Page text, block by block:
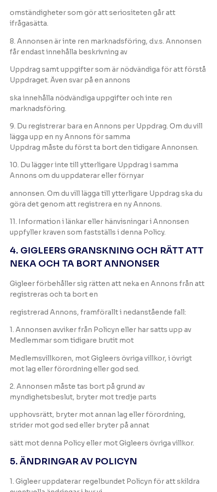
omständigheter som gör att seriositeten går att
ifrågasätta.
8. Annonsen är inte ren marknadsföring, d.v.s. Annonsen
får endast innehålla beskrivning av
Uppdrag samt uppgifter som är nödvändiga för att förstå
Uppdraget. Även svar på en annons
ska innehålla nödvändiga uppgifter och inte ren
marknadsföring.
9. Du registrerar bara en Annons per Uppdrag. Om du vill
lägga upp en ny Annons för samma
Uppdrag måste du först ta bort den tidigare Annonsen.
10. Du lägger inte till ytterligare Uppdrag i samma
Annons om du uppdaterar eller förnyar
annonsen. Om du vill lägga till ytterligare Uppdrag ska du
göra det genom att registrera en ny Annons.
11. Information i länkar eller hänvisningar i Annonsen
uppfyller kraven som fastställs i denna Policy.
4. GIGLEERS GRANSKNING OCH RÄTT ATT
NEKA OCH TA BORT ANNONSER
Gigleer förbehåller sig rätten att neka en Annons från att
registreras och ta bort en
registrerad Annons, framförallt i nedanstående fall:
1. Annonsen avviker från Policyn eller har satts upp av
Medlemmar som tidigare brutit mot
Medlemsvillkoren, mot Gigleers övriga villkor, i övrigt
mot lag eller förordning eller god sed.
2. Annonsen måste tas bort på grund av
myndighetsbeslut, bryter mot tredje parts
upphovsrätt, bryter mot annan lag eller förordning,
strider mot god sed eller bryter på annat
sätt mot denna Policy eller mot Gigleers övriga villkor.
5. ÄNDRINGAR AV POLICYN
1. Gigleer uppdaterar regelbundet Policyn för att skildra